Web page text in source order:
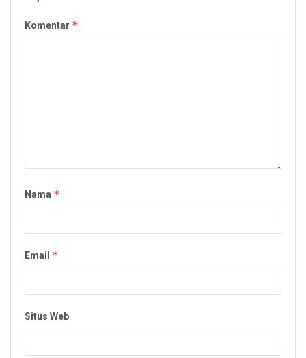
Komentar *
Nama *
Email *
Situs Web